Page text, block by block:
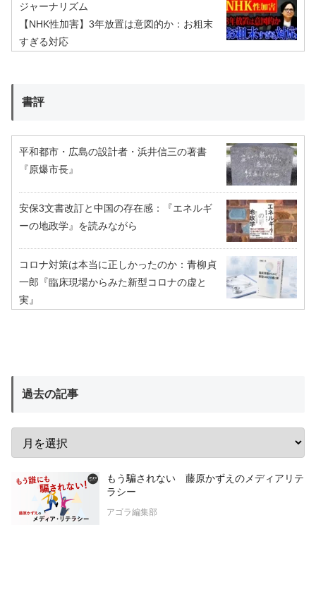
ジャーナリズム
【NHK性加害】3年放置は意図的か：お粗末
すぎる対応
書評
平和都市・広島の設計者・浜井信三の著書
『原爆市長』
安保3文書改訂と中国の存在感：『エネルギ
ーの地政学』を読みながら
コロナ対策は本当に正しかったのか：青柳貞
一郎『臨床現場からみた新型コロナの虚と
実』
過去の記事
もう騙されない 藤原かずえのメディアリテ
ラシー
アゴラ編集部